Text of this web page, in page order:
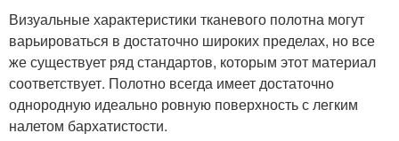
Визуальные характеристики тканевого полотна могут
варьироваться в достаточно широких пределах, но все
же существует ряд стандартов, которым этот материал
соответствует. Полотно всегда имеет достаточно
однородную идеально ровную поверхность с легким
налетом бархатистости.